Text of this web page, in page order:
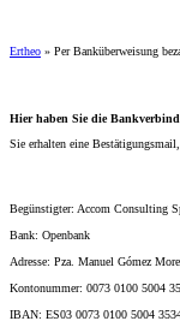
Ertheo » Per Banküberweisung
Hier haben Sie die
Sie erhalten eine
Begünstigter: Accom Consulting
Bank: Openbank
Adresse: Pza. Manuel Gómez
Kontonummer: 0073 0100 5004
IBAN: ES03 0073 0100 5004